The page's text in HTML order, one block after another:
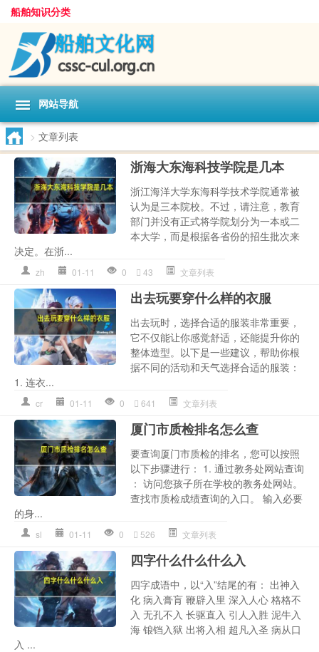
船舶知识分类
网站导航
> 文章列表
浙海大东海科技学院是几本
浙江海洋大学东海科学技术学院通常被
认为是三本院校。不过，请注意，教育
部门并没有正式将学院划分为一本或二
本大学，而是根据各省份的招生批次来
决定。在浙...
zh 01-11 0 43 文章列表
出去玩要穿什么样的衣服
出去玩时，选择合适的服装非常重要，
它不仅能让你感觉舒适，还能提升你的
整体造型。以下是一些建议，帮助你根
据不同的活动和天气选择合适的服装：
1. 连衣...
cr 01-11 0 641 文章列表
厦门市质检排名怎么查
要查询厦门市质检的排名，您可以按照
以下步骤进行： 1. 通过教务处网站查询
： 访问您孩子所在学校的教务处网站。
查找市质检成绩查询的入口。 输入必要
的身...
sl 01-11 0 526 文章列表
四字什么什么什么入
四字成语中，以“入”结尾的有： 出神入
化 病入膏肓 鞭辟入里 深入人心 格格不
入 无孔不入 长驱直入 引人入胜 泥牛入
海 锒铛入狱 出将入相 超凡入圣 病从口
入 ...